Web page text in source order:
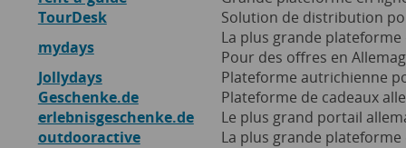
TourDesk
Solution de distribution
mydays
La plus grande
Pour des offres en
Jollydays
Plateforme autrichienne
Geschenke.de
Plateforme de cadeaux
erlebnisgeschenke.de
Le plus grand portail
outdooractive
La plus grande